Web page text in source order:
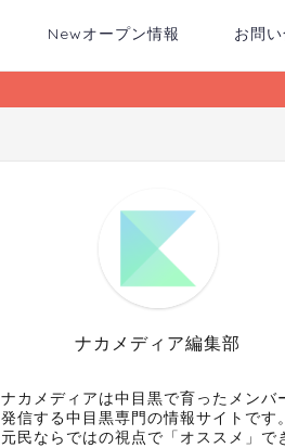
Newオープン情報 お問
ナカメディア編集部
ナカメディアは中目黒で育ったメンバ
発信する中目黒専門の情報サイトです
元民ならではの視点で「オススメ」で